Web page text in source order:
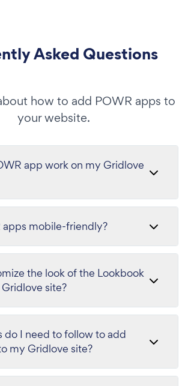
Asked Questions
how to add POWR apps to
your website.
app work on my Gridlove
apps mobile-friendly?
the look of the Lookbook
site?
do I need to follow to add
my Gridlove site?